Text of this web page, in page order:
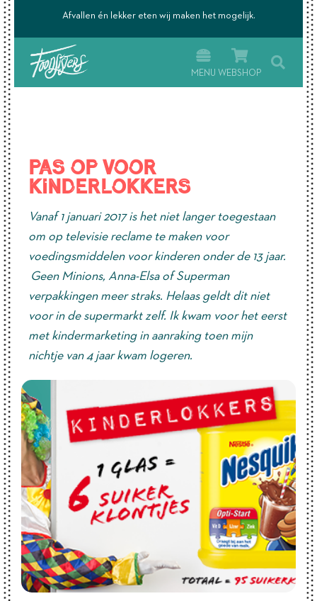
Afvallen én lekker eten wij maken het mogelijk.
MENU WEBSHOP
Pas op voor
kinderlokkers
Vanaf 1 januari 2017 is het niet langer toegestaan
om op televisie reclame te maken voor
voedingsmiddelen voor kinderen onder de 13 jaar.
Geen Minions, Anna-Elsa of Superman
verpakkingen meer straks. Helaas geldt dit niet
voor in de supermarkt zelf. Ik kwam voor het eerst
met kindermarketing in aanraking toen mijn
nichtje van 4 jaar kwam logeren.